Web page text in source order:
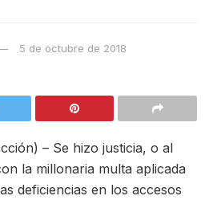
5 de octubre de 2018
– Se hizo justicia, o al
la millonaria multa aplicada
deficiencias en los accesos